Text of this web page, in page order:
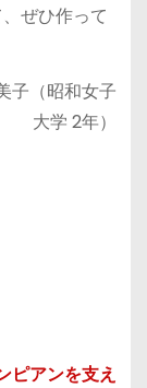
ぜひ作って
子（昭和女子
大学 2年）
アンを支え